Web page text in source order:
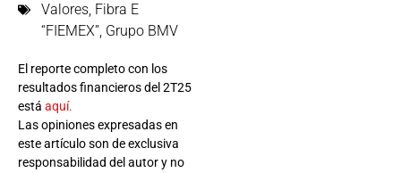
Valores, Fibra E
“FIEMEX”, Grupo BMV
El reporte completo con los
resultados financieros del 2T25
está aquí.
Las opiniones expresadas en
este artículo son de exclusiva
responsabilidad del autor y no